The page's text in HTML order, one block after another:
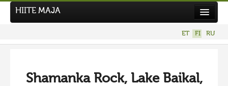
Hiite kuvavõistlus 2026
HIITE MAJA
ET FI RU
Shamanka Rock, Lake Baikal,